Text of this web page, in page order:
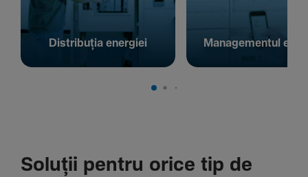
Distribuția energiei Managementul
Soluții pentru orice tip de